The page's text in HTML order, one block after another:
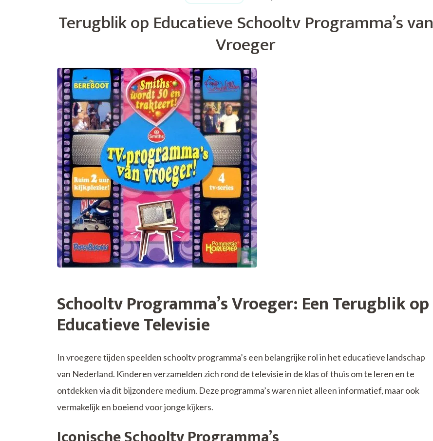
Terugblik op Educatieve Schooltv Programma’s van
Vroeger
Schooltv Programma’s Vroeger: Een Terugblik op
Educatieve Televisie
In vroegere tijden speelden schooltv programma’s een belangrijke rol in het educatieve landschap
van Nederland. Kinderen verzamelden zich rond de televisie in de klas of thuis om te leren en te
ontdekken via dit bijzondere medium. Deze programma’s waren niet alleen informatief, maar ook
vermakelijk en boeiend voor jonge kijkers.